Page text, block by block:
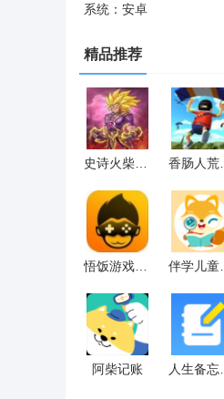
系统：安卓
精品推荐
阿柴记账